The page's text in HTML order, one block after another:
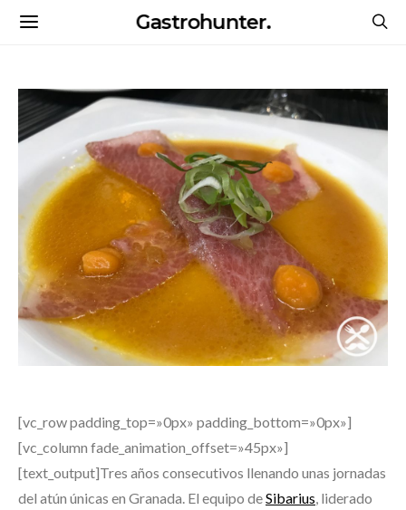
Gastrohunter.
[vc_row padding_top=»0px» padding_bottom=»0px»]
[vc_column fade_animation_offset=»45px»]
[text_output]Tres años consecutivos llenando unas jornadas
del atún únicas en Granada. El equipo deSibarius, liderado